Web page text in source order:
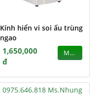
Kính hiển vi soi ấu trùng
ngao
1,650,000
đ
MUA
0975.646.818 Ms.Nhung